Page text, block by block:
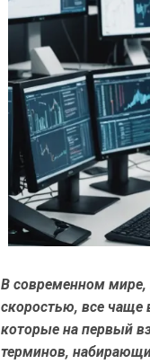
В современном мире,
скоростью, все чаще
которые на первый
терминов,